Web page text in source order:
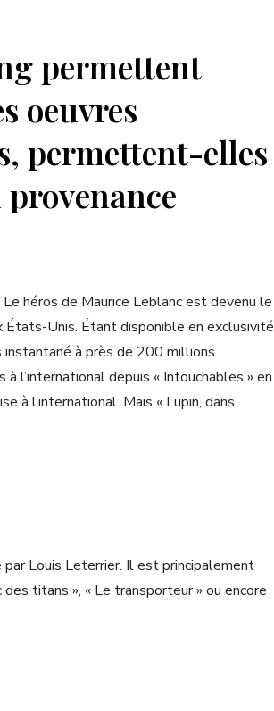
permettent
oeuvres
permettent-elles
héros de Maurice Leblanc est devenu le
États-Unis. Étant disponible en exclusivité
instantané à près de 200 millions
à l’international depuis « Intouchables » en
à l’international. Mais « Lupin, dans
Louis Leterrier. Il est principalement
titans », « Le transporteur » ou encore